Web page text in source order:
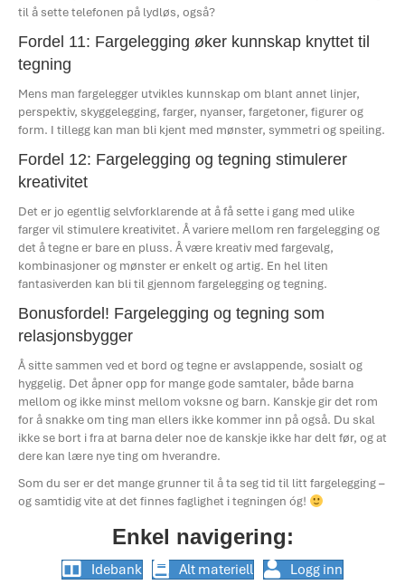
til å sette telefonen på lydløs, også?
Fordel 11: Fargelegging øker kunnskap knyttet til
tegning
Mens man fargelegger utvikles kunnskap om blant annet linjer,
perspektiv, skyggelegging, farger, nyanser, fargetoner, figurer og
form. I tillegg kan man bli kjent med mønster, symmetri og speiling.
Fordel 12: Fargelegging og tegning stimulerer
kreativitet
Det er jo egentlig selvforklarende at å få sette i gang med ulike
farger vil stimulere kreativitet. Å variere mellom ren fargelegging og
det å tegne er bare en pluss. Å være kreativ med fargevalg,
kombinasjoner og mønster er enkelt og artig. En hel liten
fantasiverden kan bli til gjennom fargelegging og tegning.
Bonusfordel! Fargelegging og tegning som
relasjonsbygger
Å sitte sammen ved et bord og tegne er avslappende, sosialt og
hyggelig. Det åpner opp for mange gode samtaler, både barna
mellom og ikke minst mellom voksne og barn. Kanskje gir det rom
for å snakke om ting man ellers ikke kommer inn på også. Du skal
ikke se bort i fra at barna deler noe de kanskje ikke har delt før, og at
dere kan lære nye ting om hverandre.
Som du ser er det mange grunner til å ta seg tid til litt fargelegging –
og samtidig vite at det finnes faglighet i tegningen óg!
Enkel navigering:
Idebank Alt materiell
Logg inn